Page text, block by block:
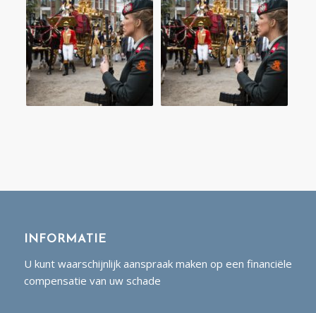
INFORMATIE
U kunt waarschijnlijk aanspraak maken op een financiële
compensatie van uw schade